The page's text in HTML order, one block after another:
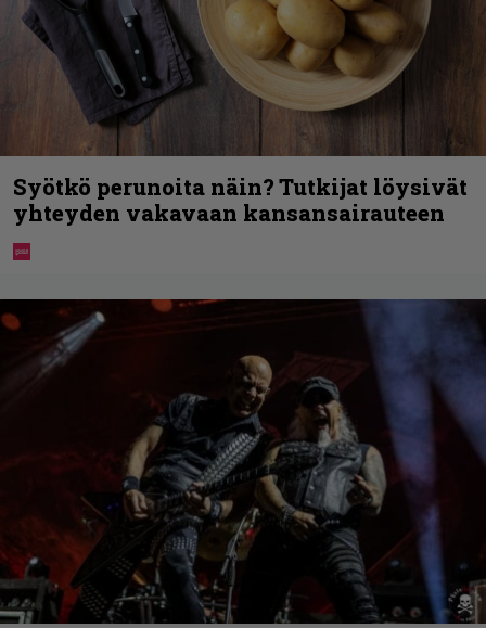
Syötkö perunoita näin? Tutkijat löysivät
yhteyden vakavaan kansansairauteen